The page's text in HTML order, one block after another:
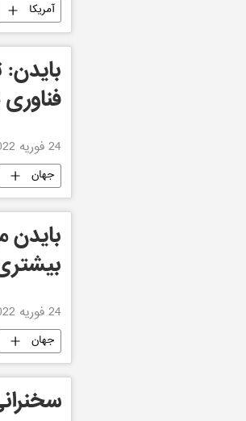
آمریکا
24 فوریه 2022, 22:31
جهان
بایدن
24 فوریه 2022, 22:28
جهان